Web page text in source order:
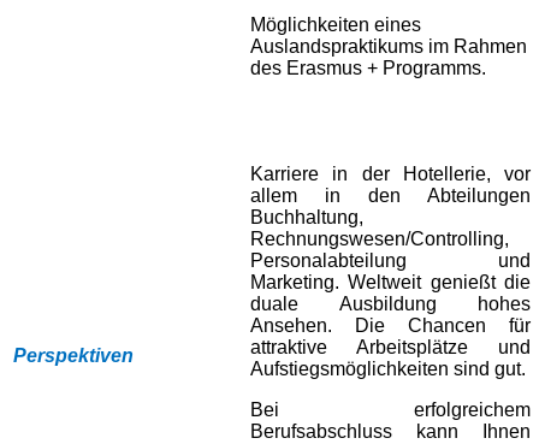
Möglichkeiten eines
Auslandspraktikums im Rahmen
des Erasmus + Programms.
Perspektiven
Karriere in der Hotellerie, vor
allem in den Abteilungen
Buchhaltung,
Rechnungswesen/Controlling,
Personalabteilung und
Marketing. Weltweit genießt die
duale Ausbildung hohes
Ansehen. Die Chancen für
attraktive Arbeitsplätze und
Aufstiegsmöglichkeiten sind gut.
Bei erfolgreichem
Berufsabschluss kann Ihnen